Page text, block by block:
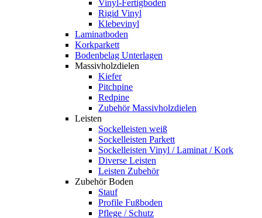
Vinyl-Fertigboden
Rigid Vinyl
Klebevinyl
Laminatboden
Korkparkett
Bodenbelag Unterlagen
Massivholzdielen
Kiefer
Pitchpine
Redpine
Zubehör Massivholzdielen
Leisten
Sockelleisten weiß
Sockelleisten Parkett
Sockelleisten Vinyl / Laminat / Kork
Diverse Leisten
Leisten Zubehör
Zubehör Boden
Stauf
Profile Fußboden
Pflege / Schutz